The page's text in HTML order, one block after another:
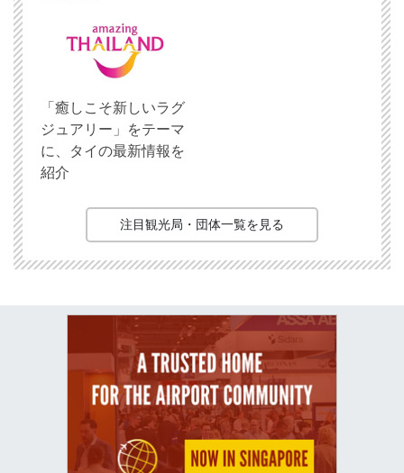
「癒しこそ新しいラグ
ジュアリー」をテーマ
に、タイの最新情報を
紹介
注目観光局・団体一覧を見る